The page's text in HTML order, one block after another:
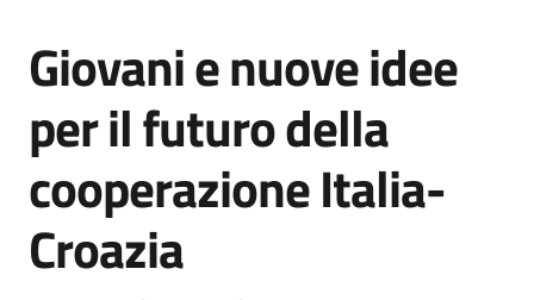
Strategie
reti
Comunicazione
Menu selezionato
Salta al contenuto
Giovani e nuove idee
per il futuro della
cooperazione Italia-
Croazia